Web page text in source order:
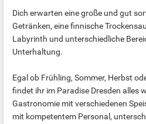
Dich erwarten eine große und gut
Getränken, eine finnische
Labyrinth und unterschiedliche
Unterhaltung.
Egal ob Frühling, Sommer, Herbst
findet ihr im Paradise Dresden alles
Gastronomie mit verschiedenen
mit kompetentem Personal,